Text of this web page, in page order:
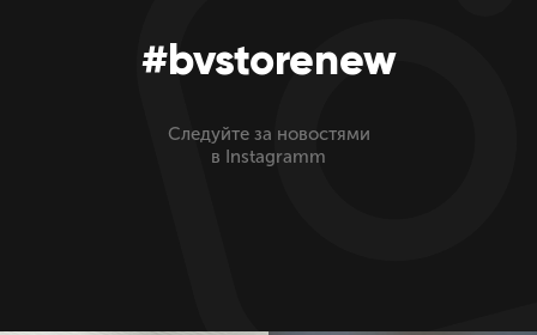
#bvstorenew
Следуйте за новостями
в Instagramm